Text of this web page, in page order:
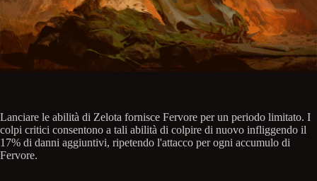
Lanciare le abilità di Zelota fornisce Fervore per un periodo limitato. I
colpi critici consentono a tali abilità di colpire di nuovo infliggendo il
17% di danni aggiuntivi, ripetendo l'attacco per ogni accumulo di
Fervore.